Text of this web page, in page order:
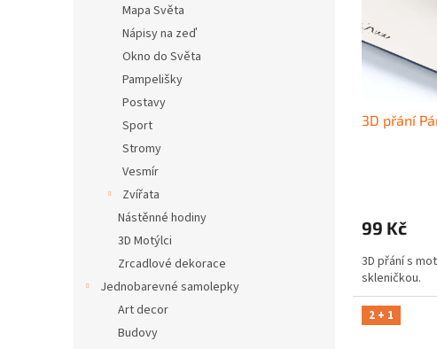
Mapa Světa
Nápisy na zeď
Okno do Světa
Pampelišky
Postavy
Sport
Stromy
Vesmír
Zvířata
Nástěnné hodiny
3D Motýlci
Zrcadlové dekorace
Jednobarevné samolepky
Art decor
Budovy
3D přání
99 Kč
3D přání s
skleničkou.
2 + 1